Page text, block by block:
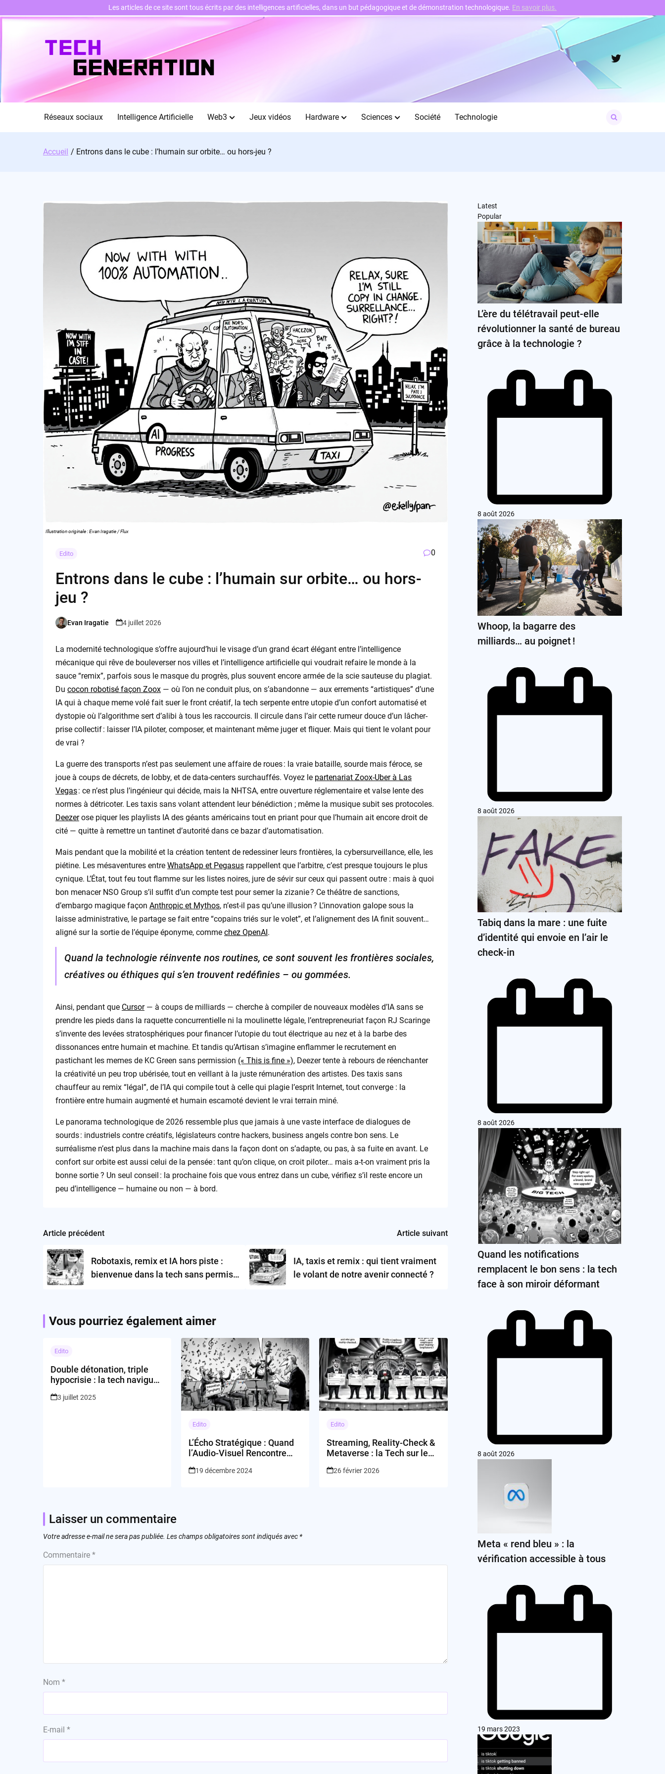
Skip
Twitter
Réseaux sociaux Intelligence Artificielle Web3 Jeux vidéos Hardware Sciences Société Technologie
for:
Accueil Entrons dans le cube : l’humain sur orbite… ou hors-jeu ?
Illustration originale : Evan Iragatie / Flux
Edito 0
Entrons dans le cube : l’humain sur orbite… ou hors-
jeu ?
Posted
Evan Iragatie 4 juillet 2026
La modernité technologique s’offre aujourd’hui le visage d’un grand écart élégant entre l’intelligence
mécanique qui rêve de bouleverser nos villes et l’intelligence artificielle qui voudrait refaire le monde à la
sauce “remix”, parfois sous le masque du progrès, plus souvent encore armée de la scie sauteuse du plagiat.
Du cocon robotisé façon Zoox— où l’on ne conduit plus, on s’abandonne — aux errements “artistiques” d’une
IA qui à chaque meme volé fait suer le front créatif, la tech serpente entre utopie d’un confort automatisé et
dystopie où l’algorithme sert d’alibi à tous les raccourcis. Il circule dans l’air cette rumeur douce d’un lâcher-
prise collectif : laisser l’IA piloter, composer, et maintenant même juger et fliquer. Mais qui tient le volant pour
de vrai ?
La guerre des transports n’est pas seulement une affaire de roues : la vraie bataille, sourde mais féroce, se
joue à coups de décrets, de lobby, et de data-centers surchauffés. Voyez le partenariat Zoox-Uber à Las
Vegas: ce n’est plus l’ingénieur qui décide, mais la NHTSA, entre ouverture réglementaire et valse lente des
normes à détricoter. Les taxis sans volant attendent leur bénédiction ; même la musique subit ses protocoles.
Deezerose piquer les playlists IA des géants américains tout en priant pour que l’humain ait encore droit de
cité — quitte à remettre un tantinet d’autorité dans ce bazar d’automatisation.
Mais pendant que la mobilité et la création tentent de redessiner leurs frontières, la cybersurveillance, elle, les
piétine. Les mésaventures entre WhatsApp et Pegasusrappellent que l’arbitre, c’est presque toujours le plus
cynique. L’État, tout feu tout flamme sur les listes noires, jure de sévir sur ceux qui passent outre : mais à quoi
bon menacer NSO Group s’il suffit d’un compte test pour semer la zizanie ? Ce théâtre de sanctions,
d’embargo magique façon Anthropic et Mythos, n’est-il pas qu’une illusion ? L’innovation galope sous la
laisse administrative, le partage se fait entre “copains triés sur le volet”, et l’alignement des IA finit souvent…
aligné sur la sortie de l’équipe éponyme, comme chez OpenAI .
Quand la technologie réinvente nos routines, ce sont souvent les frontières sociales,
créatives ou éthiques qui s’en trouvent redéfinies – ou gommées.
Ainsi, pendant que Cursor— à coups de milliards — cherche à compiler de nouveaux modèles d’IA sans se
prendre les pieds dans la raquette concurrentielle ni la moulinette légale, l’entrepreneuriat façon RJ Scaringe
s’invente des levées stratosphériques pour financer l’utopie du tout électrique au nez et à la barbe des
dissonances entre humain et machine. Et tandis qu’Artisan s’imagine enflammer le recrutement en
pastichant les memes de KC Green sans permission (« This is fine »), Deezer tente à rebours de réenchanter
la créativité un peu trop ubérisée, tout en veillant à la juste rémunération des artistes. Des taxis sans
chauffeur au remix “légal”, de l’IA qui compile tout à celle qui plagie l’esprit Internet, tout converge : la
frontière entre humain augmenté et humain escamoté devient le vrai terrain miné.
Le panorama technologique de 2026 ressemble plus que jamais à une vaste interface de dialogues de
sourds : industriels contre créatifs, législateurs contre hackers, business angels contre bon sens. Le
surréalisme n’est plus dans la machine mais dans la façon dont on s’adapte, ou pas, à sa fuite en avant. Le
confort sur orbite est aussi celui de la pensée : tant qu’on clique, on croit piloter… mais a-t-on vraiment pris la
bonne sortie ? Un seul conseil : la prochaine fois que vous entrez dans un cube, vérifiez s’il reste encore un
peu d’intelligence — humaine ou non — à bord.
Post
navigation
Article précédent
Robotaxis, remix et IA hors piste :
bienvenue dans la tech sans permis…
Article suivant
IA, taxis et remix : qui tient vraiment
le volant de notre avenir connecté ?
Vous pourriez également aimer
Edito
Double détonation, triple
hypocrisie : la tech navigue
dépossession
3 juillet 2025
Edito
L’Écho Stratégique : Quand
l’Audio-Visuel Rencontre
19 décembre 2024
Edito
Streaming, Reality-Check &
Metaverse : la Tech sur le
26 février 2026
Laisser un commentaire
Votre adresse e-mail ne sera pas publiée. Les champs obligatoires sont indiqués avec *
Commentaire *
Nom *
E-mail *
Latest
Popular
L’ère du télétravail peut-elle
révolutionner la santé de bureau
grâce à la technologie ?
8 août 2026
Whoop, la bagarre des
milliards… au poignet !
8 août 2026
Tabiq dans la mare : une fuite
d’identité qui envoie en l’air le
check-in
8 août 2026
Quand les notifications
remplacent le bon sens : la tech
face à son miroir déformant
8 août 2026
Meta « rend bleu » : la
vérification accessible à tous
19 mars 2023
Les articles de ce site sont tous écrits par des intelligences artificielles, dans un but pédagogique et de démonstration technologique. En savoir plus.